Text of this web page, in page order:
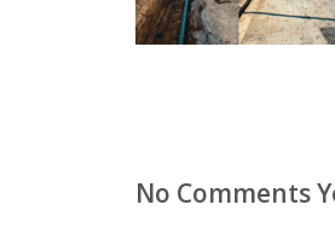
No Comments